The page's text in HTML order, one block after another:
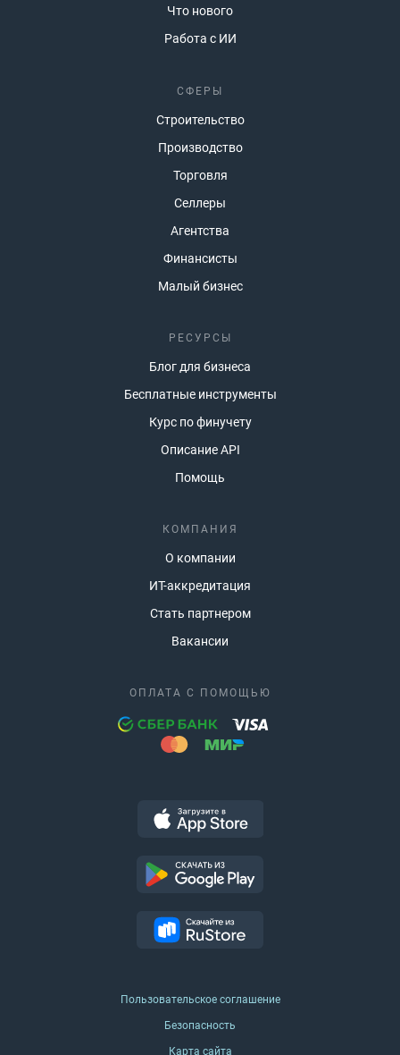
Что нового
Работа с ИИ
СФЕРЫ
Строительство
Производство
Торговля
Селлеры
Агентства
Финансисты
Малый бизнес
РЕСУРСЫ
Блог для бизнеса
Бесплатные инструменты
Курс по финучету
Описание API
Помощь
КОМПАНИЯ
О компании
ИТ-аккредитация
Стать партнером
Вакансии
ОПЛАТА С ПОМОЩЬЮ
Пользовательское соглашение
Безопасность
Карта сайта